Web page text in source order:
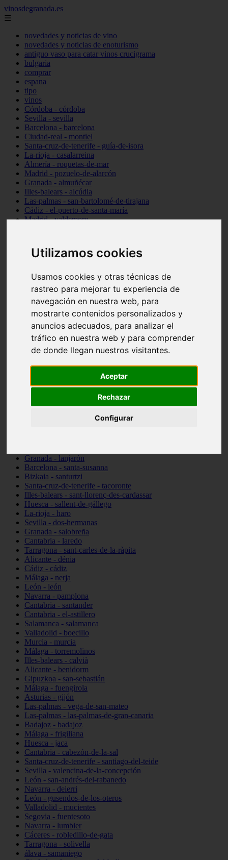
Utilizamos cookies
Usamos cookies y otras técnicas de
rastreo para mejorar tu experiencia de
navegación en nuestra web, para
mostrarte contenidos personalizados y
anuncios adecuados, para analizar el
tráfico en nuestra web y para comprender
de donde llegan nuestros visitantes.
Aceptar
Rechazar
Configurar
vinosdegranada.es
☰
novedades y noticias de vino
novedades y noticias de enoturismo
antiguo vaso para catar vinos crucigrama
bulgaria
comprar
espana
tipo
vinos
Córdoba - córdoba
Sevilla - sevilla
Barcelona - barcelona
Ciudad-real - montiel
Santa-cruz-de-tenerife - guía-de-isora
La-rioja - casalarreina
Almería - roquetas-de-mar
Madrid - pozuelo-de-alarcón
Granada - almuñécar
Illes-balears - alcúdia
Las-palmas - san-bartolomé-de-tirajana
Cádiz - el-puerto-de-santa-maría
Madrid - valdemoro
Cantabria - suances
Sevilla - bormujos
Málaga - júzcar
Huesca - alquézar
Huesca - castejón-de-sos
Lleida - alt-àneu
Córdoba - almedinilla
Navarra - zangoza
Cantabria - arenas-de-iguña
Barcelona - la-pobla-de-lillet
Murcia - cartagena
Madrid - nuevo-baztán
Granada - lanjarón
Barcelona - santa-susanna
Bizkaia - santurtzi
Santa-cruz-de-tenerife - tacoronte
Illes-balears - sant-llorenç-des-cardassar
Huesca - sallent-de-gállego
La-rioja - haro
Sevilla - dos-hermanas
Granada - salobreña
Cantabria - laredo
Tarragona - sant-carles-de-la-ràpita
Alicante - dénia
Cádiz - cádiz
Málaga - nerja
León - león
Navarra - pamplona
Cantabria - santander
Cantabria - el-astillero
Salamanca - salamanca
Valladolid - boecillo
Murcia - murcia
Málaga - torremolinos
Illes-balears - calvià
Alicante - benidorm
Gipuzkoa - san-sebastián
Málaga - fuengirola
Asturias - gijón
Las-palmas - vega-de-san-mateo
Las-palmas - las-palmas-de-gran-canaria
Badajoz - badajoz
Málaga - frigiliana
Huesca - jaca
Cantabria - cabezón-de-la-sal
Santa-cruz-de-tenerife - santiago-del-teide
Sevilla - valencina-de-la-concepción
León - san-andrés-del-rabanedo
Navarra - deierri
León - gusendos-de-los-oteros
Valladolid - mucientes
Segovia - fuentesoto
Navarra - lumbier
Cáceres - robledillo-de-gata
Tarragona - solivella
álava - samaniego